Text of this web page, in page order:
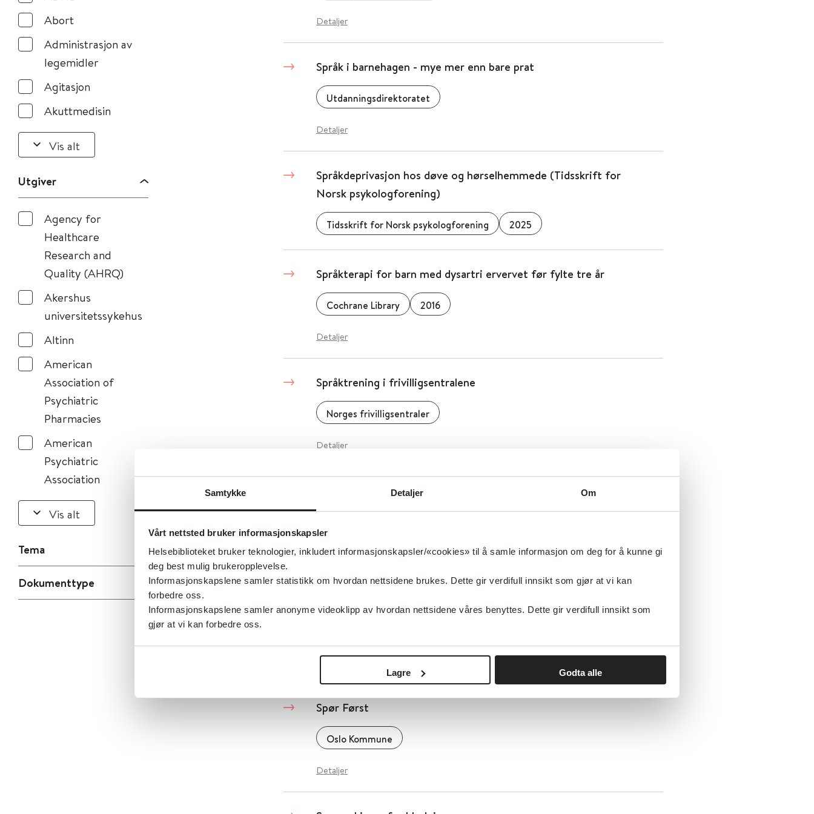
Samtykke Detaljer Om
Vårt nettsted bruker informasjonskapsler
Helsebiblioteket bruker teknologier, inkludert informasjonskapsler/«cookies» til å samle informasjon om deg for å kunne gi
deg best mulig brukeropplevelse.
Informasjonskapslene samler statistikk om hvordan nettsidene brukes. Dette gir verdifull innsikt som gjør at vi kan
forbedre oss.
Informasjonskapslene samler anonyme videoklipp av hvordan nettsidene våres benyttes. Dette gir verdifull innsikt som
gjør at vi kan forbedre oss.
Lagre Godta alle
Abort
Administrasjon av
legemidler
Agitasjon
Akuttmedisin
Vis alt
Utgiver
Agency for
Healthcare
Research and
Quality (AHRQ)
Akershus
universitetssykehus
Altinn
American
Association of
Psychiatric
Pharmacies
American
Psychiatric
Association
Vis alt
Tema
Dokumenttype
Detaljer
Språk i barnehagen - mye mer enn bare prat
Utdanningsdirektoratet
Detaljer
Språkdeprivasjon hos døve og hørselhemmede (Tidsskrift for
Norsk psykologforening)
Tidsskrift for Norsk psykologforening 2025
Språkterapi for barn med dysartri ervervet før fylte tre år
Cochrane Library 2016
Detaljer
Språktrening i frivilligsentralene
Norges frivilligsentraler
Detaljer
Språkutvikling hos barn
Detaljer
Spør Først
Oslo Kommune
Detaljer